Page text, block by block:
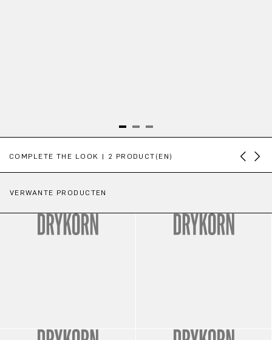
COMPLETE THE LOOK | 2 PRODUCT(EN)
VERWANTE PRODUCTEN